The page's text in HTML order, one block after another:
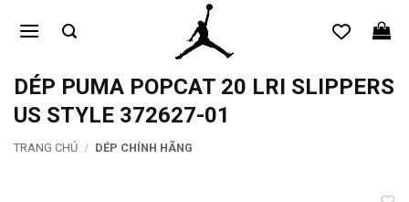
qua
dungDÉP PUMA POPCAT 20 LRI SLIPPERS
US STYLE 372627-01
TRANG CHỦ / DÉP CHÍNH HÃNG